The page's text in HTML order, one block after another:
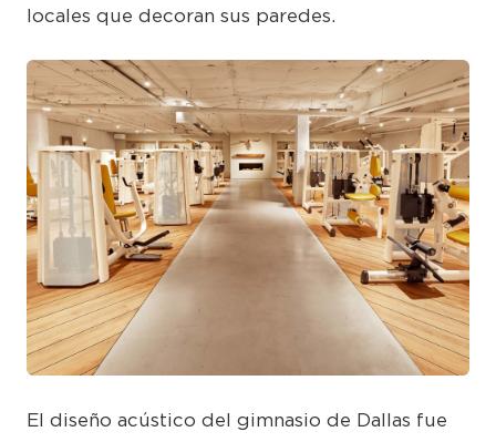
locales que decoran sus paredes.
JPEG
El diseño acústico del gimnasio de Dallas fue